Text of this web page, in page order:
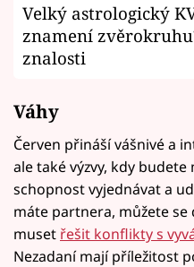
Velký astrologický
znamení
znalosti
Váhy
Červen přináší vášnivé a
ale také výzvy, kdy
schopnost vyjednávat a
máte partnera, můžete
muset řešit konflikty s
Nezadaní mají příležitost